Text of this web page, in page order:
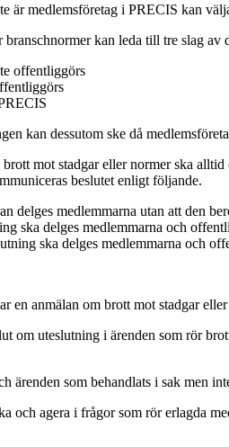
är medlemsföretag i PRECIS kan
branschnormer kan leda till tre slag av
offentliggörs
kan dessutom ske då
mot stadgar eller normer ska
beslutet enligt följande.
delges medlemmarna utan att den
ska delges medlemmarna och
ska delges medlemmarna och
en anmälan om brott mot stadgar
om uteslutning i ärenden som rör
ärenden som behandlats i sak men
och agera i frågor som rör erlagda